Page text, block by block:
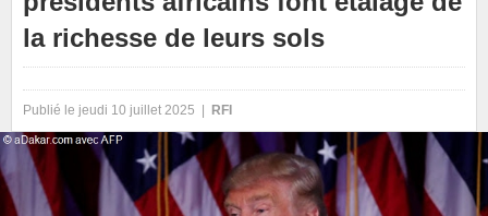
la richesse de leurs sols
Publié le jeudi 10 juillet 2025 | RFI